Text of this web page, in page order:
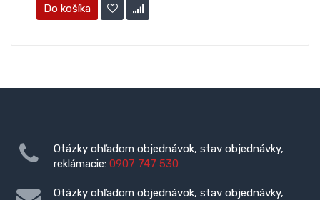
Do košíka
Otázky ohľadom objednávok, stav objednávky,
reklámacie: 0907 747 530
Otázky ohľadom objednávok, stav objednávky,